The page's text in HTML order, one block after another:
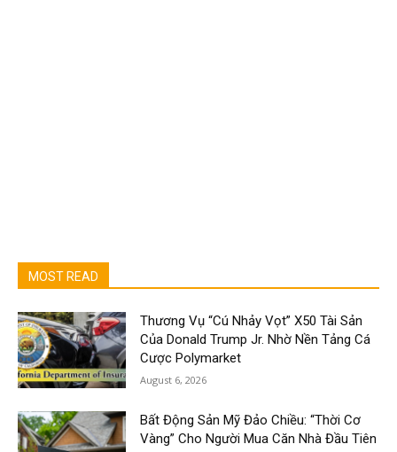
MOST READ
Thương Vụ “Cú Nhảy Vọt” X50 Tài Sản
Của Donald Trump Jr. Nhờ Nền Tảng Cá
Cược Polymarket
August 6, 2026
Bất Động Sản Mỹ Đảo Chiều: “Thời Cơ
Vàng” Cho Người Mua Căn Nhà Đầu Tiên